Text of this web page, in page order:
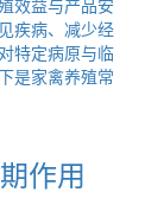
效益与产品安
疾病、减少经
特定病原与临
是家禽养殖常
作用